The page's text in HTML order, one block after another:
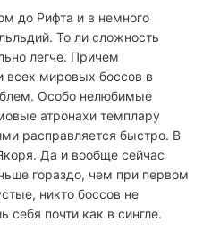
до Рифта и в немного
То ли сложность
легче. Причем
всех мировых боссов в
Особо нелюбимые
атронахи темплару
расправляется быстро. В
Да и вообще сейчас
гораздо, чем при первом
никто боссов не
себя почти как в сингле.